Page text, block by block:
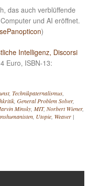
das auch verblüffende
und AI eröffnet.
)
Intelligenz, Discorsi
Euro, ISBN-13:
, Technikpaternalismus,
, General Problem Solver,
Minsky, MIT, Norbert Wiener,
, Utopie, Weaver |